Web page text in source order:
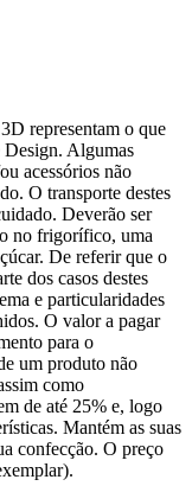
representam o que
Design. Algumas
acessórios não
O transporte destes
Deverão ser
no frigorífico, uma
De referir que o
dos casos destes
e particularidades
O valor a pagar
para o
um produto não
como
de até 25% e, logo
Mantém as suas
confecção. O preço